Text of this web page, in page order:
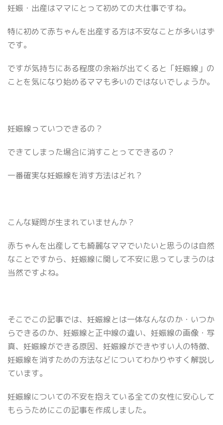
妊娠・出産はママにとって初めての大仕事ですね。
特に初めて赤ちゃんを出産する方は不安なことが多いはず
です。
ですが気持ちにある程度の余裕が出てくると「妊娠線」の
ことを気になり始めるママも多いのではないでしょうか。
妊娠線っていつできるの？
できてしまった場合に消すことってできるの？
一番確実な妊娠線を消す方法はどれ？
こんな疑問が生まれていませんか？
赤ちゃんを出産しても綺麗なママでいたいと思うのは自然
なことですから、妊娠線に関して不安に思ってしまうのは
当然ですよね。
そこでこの記事では、妊娠線とは一体なんなのか・いつか
らできるのか、妊娠線と正中線の違い、妊娠線の画像・写
真、妊娠線ができる原因、妊娠線ができやすい人の特徴、
妊娠線を消すための方法などについてわかりやすく解説し
ています。
妊娠線についての不安を抱えている全ての女性に安心して
もらうためにこの記事を作成しました。